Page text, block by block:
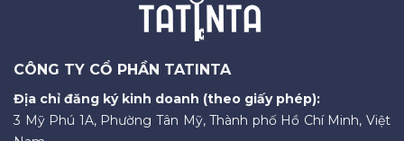
CÔNG TY CỔ PHẦN TATINTA
Địa chỉ đăng ký kinh doanh (theo giấy phép):
3 Mỹ Phú 1A, Phường Tân Mỹ, Thành phố Hồ Chí Minh, Việt